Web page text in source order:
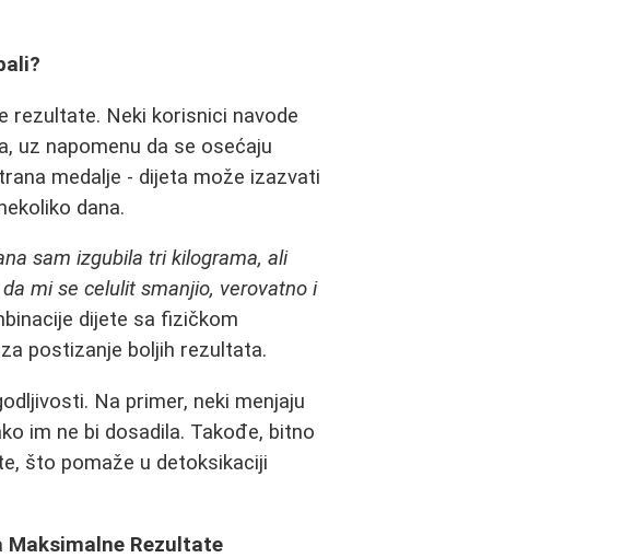
rezultate. Neki korisnici navode
uz napomenu da se osećaju
medalje - dijeta može izazvati
dana.
sam izgubila tri kilograma, ali
mi se celulit smanjio, verovatno i
dijete sa fizičkom
postizanje boljih rezultata.
Na primer, neki menjaju
im ne bi dosadila. Takođe, bitno
što pomaže u detoksikaciji
Maksimalne Rezultate